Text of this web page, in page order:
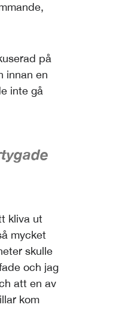
på
innan en
inte gå
kliva ut
mycket
skulle
och jag
att en av
kom